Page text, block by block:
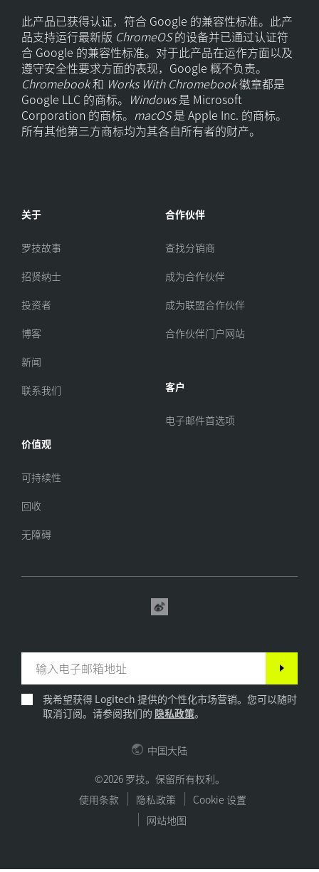
此产品已获得认证，符合 Google 的兼容性标准。此产
品支持运行最新版 ChromeOS的设备并已通过认证符
合 Google 的兼容性标准。对于此产品在运作方面以及
遵守安全性要求方面的表现，Google 概不负责。
Chromebook和 Works With Chromebook徽章都是
Google LLC 的商标。 Windows是 Microsoft
Corporation 的商标。 macOS是 Apple Inc. 的商标。
所有其他第三方商标均为其各自所有者的财产。
关于
罗技故事
招贤纳士
投资者
博客
新闻
联系我们
价值观
可持续性
回收
无障碍
合作伙伴
查找分销商
成为合作伙伴
成为联盟合作伙伴
合作伙伴门户网站
客户
电子邮件首选项
我希望获得 Logitech 提供的个性化市场营销。您可以随时
取消订阅。请参阅我们的 隐私政策。
©2026 罗技。保留所有权利。
使用条款
隐私政策
Cookie 设置
网站地图
中国大陆